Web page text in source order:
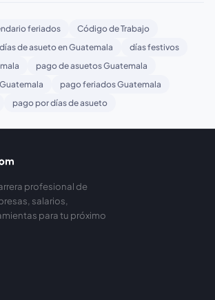
feriados
Código de Trabajo
días de asueto en Guatemala
días festivos
pago de asuetos Guatemala
pago feriados Guatemala
pago por días de asueto
profesional de
salarios,
para tu próximo